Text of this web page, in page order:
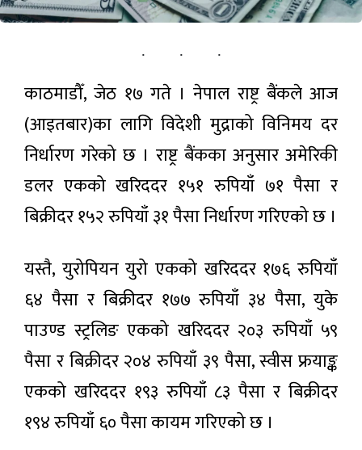
प्रतिनिधिसभा
बैठक बस्दै:
चारवटा
विधेयक र
सुशासन
समितिको
प्रतिवेदन पेस
हुने
असामान्य
लक्षण वा
दुखाइलाई
चिकित्सकको
आग्रह
१८ मिनेट अगाडी
उडान रद्द
वा
भए
क्षतिपूर्ति
पाइने:
आन्तरिक
वायुसेवा
सम्बन्धी
नयाँ
विधेयक
२५ मिनेट
अगाडी
सरकारी
सेवामा
ठूलो
फेरबदल:
फाइल
अगाडी
काठमाडौँ, जेठ १७ गते । नेपाल राष्ट्र बैंकले आज
(आइतबार)का लागि विदेशी मुद्राको विनिमय दर
निर्धारण गरेको छ । राष्ट्र बैंकका अनुसार अमेरिकी
डलर एकको खरिददर १५१ रुपियाँ ७१ पैसा र
बिक्रीदर १५२ रुपियाँ ३१ पैसा निर्धारण गरिएको छ ।
यस्तै, युरोपियन युरो एकको खरिददर १७६ रुपियाँ
६४ पैसा र बिक्रीदर १७७ रुपियाँ ३४ पैसा, युके
पाउण्ड स्ट्रलिङ एकको खरिददर २०३ रुपियाँ ५९
पैसा र बिक्रीदर २०४ रुपियाँ ३९ पैसा, स्वीस फ्रयाङ्क
एकको खरिददर १९३ रुपियाँ ८३ पैसा र बिक्रीदर
१९४ रुपियाँ ६० पैसा कायम गरिएको छ ।